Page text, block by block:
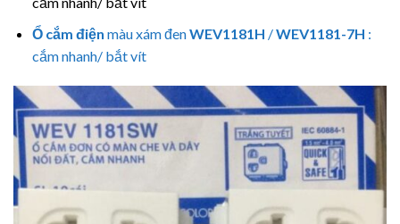
Ổ cắm điện màu xám đenWEV1181H /WEV1181-7H :
cắm nhanh/ bắt vít